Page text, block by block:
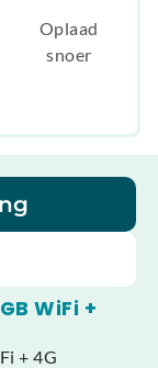
Oplaad
snoer
WiFi +
+ 4G